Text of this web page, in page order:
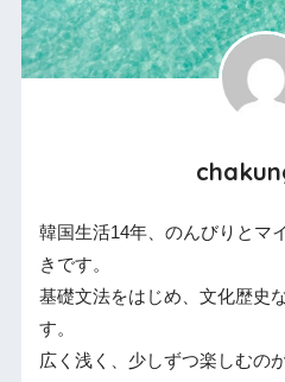
韓国生活14年、のんびりとマ
きです。
基礎文法をはじめ、文化歴史
す。
広く浅く、少しずつ楽しむの